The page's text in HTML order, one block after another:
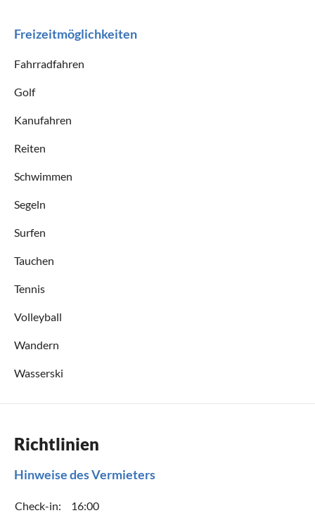
Freizeitmöglichkeiten
Fahrradfahren
Golf
Kanufahren
Reiten
Schwimmen
Segeln
Surfen
Tauchen
Tennis
Volleyball
Wandern
Wasserski
Richtlinien
Hinweise des Vermieters
Check-in:
16:00